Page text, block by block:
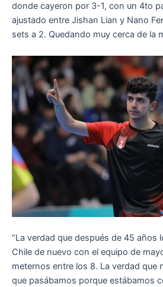
donde cayeron por 3-1, con un 4to
ajustado entre Jishan Lian y Nano
sets a 2. Quedando muy cerca de la
“La verdad que después de 45 años
Chile de nuevo con el equipo de
meternos entre los 8. La verdad que
que pasábamos porque estábamos